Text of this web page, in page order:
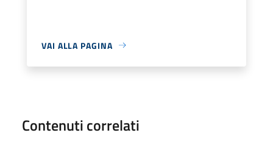
VAI ALLA PAGINA
Contenuti correlati